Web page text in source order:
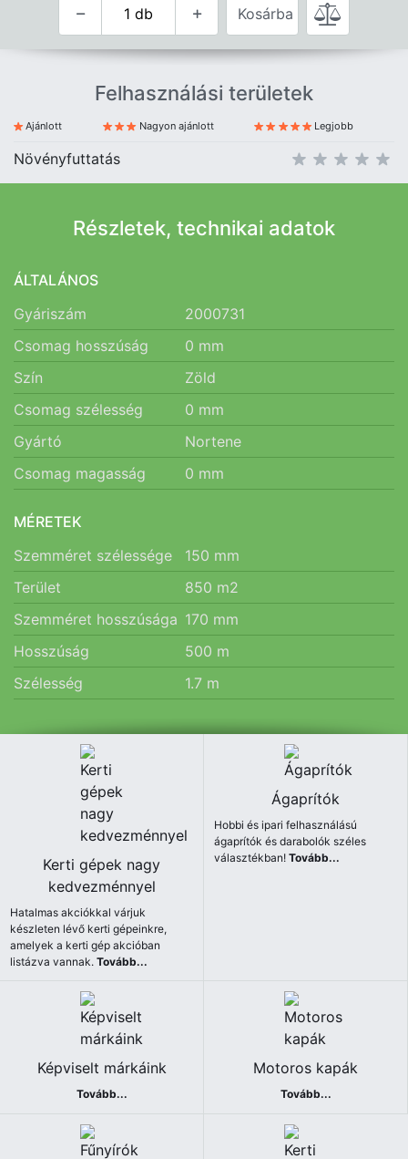
Kosárba
Felhasználási területek
Ajánlott Nagyon ajánlott Legjobb
Növényfuttatás
Részletek, technikai adatok
ÁLTALÁNOS
Gyáriszám
2000731
Csomag hosszúság
0 mm
Szín
Zöld
Csomag szélesség
0 mm
Gyártó
Nortene
Csomag magasság
0 mm
MÉRETEK
Szemméret szélessége
150 mm
Terület
850 m2
Szemméret hosszúsága 170 mm
Hosszúság
500 m
Szélesség
1.7 m
Kerti gépek nagy
kedvezménnyel
Hatalmas akciókkal várjuk
készleten lévő kerti gépeinkre,
amelyek a kerti gép akcióban
listázva vannak.Tovább...
Ágaprítók
Hobbi és ipari felhasználású
ágaprítók és darabolók széles
választékban!Tovább...
Képviselt márkáink
Tovább...
Motoros kapák
Tovább...